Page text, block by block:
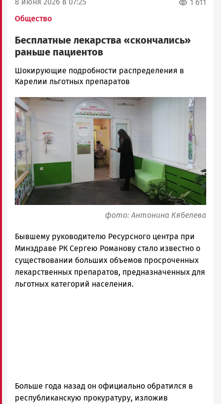
Общество
1 611
Бесплатные лекарства «скончались»
раньше пациентов
Антонина
Кябелева
Петрозаводска
и
Карелии
|
Петрозаводск
ГОВОРИТ
Шокирующие подробности распределения в
Карелии льготных препаратов
Image
фото: Антонина Кябелева
Бывшему руководителю Ресурсного центра при
Минздраве РК Сергею Романову стало известно о
существовании больших объемов просроченных
лекарственных препаратов, предназначенных для
льготных категорий населения.
Больше года назад он официально обратился в
республиканскую прокуратуру, изложив